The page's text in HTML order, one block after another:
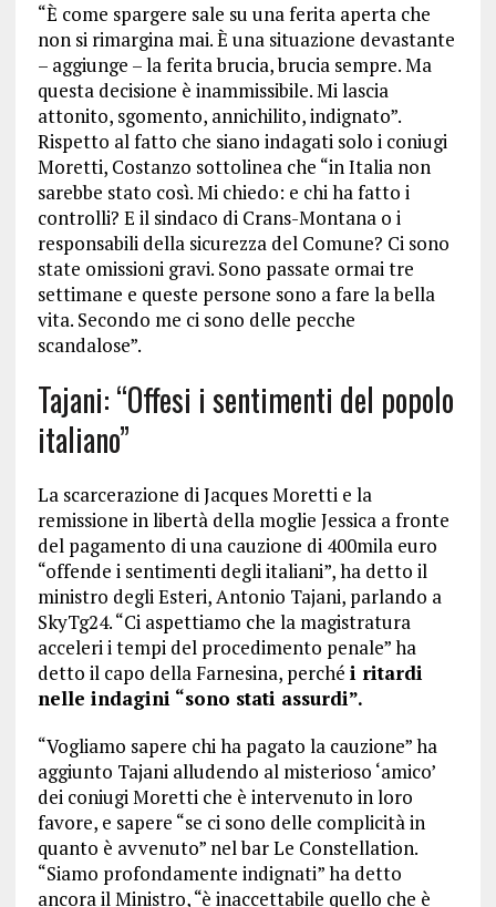
“È come spargere sale su una ferita aperta che
non si rimargina mai. È una situazione devastante
– aggiunge – la ferita brucia, brucia sempre. Ma
questa decisione è inammissibile. Mi lascia
attonito, sgomento, annichilito, indignato”.
Rispetto al fatto che siano indagati solo i coniugi
Moretti, Costanzo sottolinea che “in Italia non
sarebbe stato così. Mi chiedo: e chi ha fatto i
controlli? E il sindaco di Crans-Montana o i
responsabili della sicurezza del Comune? Ci sono
state omissioni gravi. Sono passate ormai tre
settimane e queste persone sono a fare la bella
vita. Secondo me ci sono delle pecche
scandalose”.
Tajani: “Offesi i sentimenti del popolo
italiano”
La scarcerazione di Jacques Moretti e la
remissione in libertà della moglie Jessica a fronte
del pagamento di una cauzione di 400mila euro
“offende i sentimenti degli italiani”, ha detto il
ministro degli Esteri, Antonio Tajani, parlando a
SkyTg24. “Ci aspettiamo che la magistratura
acceleri i tempi del procedimento penale” ha
detto il capo della Farnesina, perché i ritardi
nelle indagini “sono stati assurdi”.
“Vogliamo sapere chi ha pagato la cauzione” ha
aggiunto Tajani alludendo al misterioso ‘amico’
dei coniugi Moretti che è intervenuto in loro
favore, e sapere “se ci sono delle complicità in
quanto è avvenuto” nel bar Le Constellation.
“Siamo profondamente indignati” ha detto
ancora il Ministro, “è inaccettabile quello che è